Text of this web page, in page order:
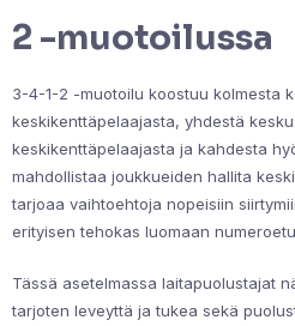
2 -muotoilussa
3-4-1-2 -muotoilu koostuu kolmesta
keskikenttäpelaajasta, yhdestä
keskikenttäpelaajasta ja kahdesta
mahdollistaa joukkueiden hallita
tarjoaa vaihtoehtoja nopeisiin
erityisen tehokas luomaan
Tässä asetelmassa laitapuolustajat
tarjoten leveyttä ja tukea sekä